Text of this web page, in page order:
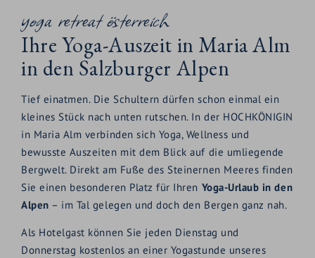
yoga retreat österreich
Ihre Yoga-Auszeit in Maria Alm
in den Salzburger Alpen
Tief einatmen. Die Schultern dürfen schon einmal ein
kleines Stück nach unten rutschen. In der HOCHKÖNIGIN
in Maria Alm verbinden sich Yoga, Wellness und
bewusste Auszeiten mit dem Blick auf die umliegende
Bergwelt. Direkt am Fuße des Steinernen Meeres finden
Sie einen besonderen Platz für Ihren Yoga-Urlaub in den
Alpen – im Tal gelegen und doch den Bergen ganz nah.
Als Hotelgast können Sie jeden Dienstag und
Donnerstag kostenlos an einer Yogastunde unseres